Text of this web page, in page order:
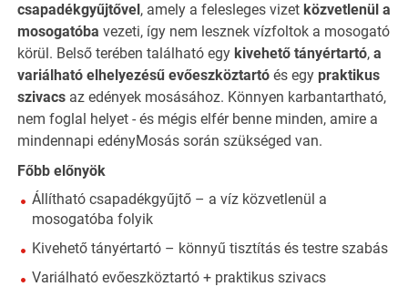
csapadékgyűjtővel, amely a felesleges vizet közvetlenül a
mosogatóba vezeti, így nem lesznek vízfoltok a mosogató
körül. Belső terében található egy kivehető tányértartó, a
variálható elhelyezésű evőeszköztartó és egy praktikus
szivacs az edények mosásához. Könnyen karbantartható,
nem foglal helyet - és mégis elfér benne minden, amire a
mindennapi edényMosás során szükséged van.
Főbb előnyök
Állítható csapadékgyűjtő – a víz közvetlenül a
mosogatóba folyik
Kivehető tányértartó – könnyű tisztítás és testre szabás
Variálható evőeszköztartó + praktikus szivacs